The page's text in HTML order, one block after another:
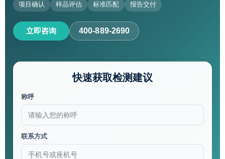
项目确认 样品评估 标准匹配 报告交付
立即咨询 400-889-2690
快速获取检测建议
称呼
联系方式